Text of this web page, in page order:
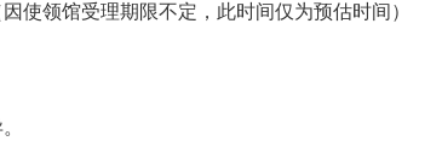
使领馆受理期限不定，此时间仅为预估时间）